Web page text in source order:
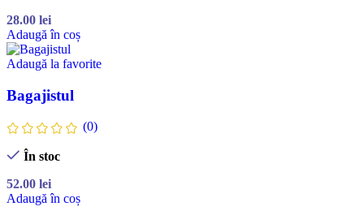
28.00 lei
Adaugă în coș
Adaugă la favorite
Bagajistul
(0)
În stoc
52.00 lei
Adaugă în coș